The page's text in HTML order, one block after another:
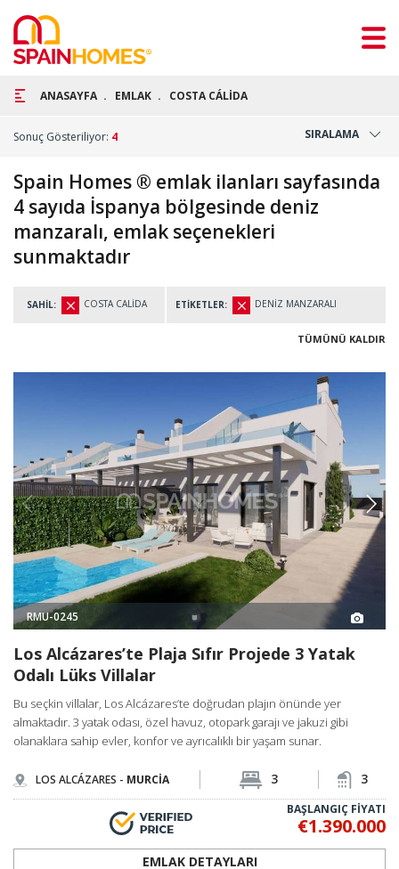
ANASAYFA EMLAK COSTA CÁLİDA
SIRALAMA
Sonuç Gösteriliyor: 4
Spain Homes ® emlak ilanları sayfasında
4 sayıda İspanya bölgesinde deniz
manzaralı, emlak seçenekleri
sunmaktadır
SAHİL: COSTA CALİDA ETİKETLER: DENİZ MANZARALI
TÜMÜNÜ KALDIR
RMU-0245
Los Alcázares’te Plaja Sıfır Projede 3 Yatak
Odalı Lüks Villalar
Bu seçkin villalar, Los Alcázares’te doğrudan plajın önünde yer
almaktadır. 3 yatak odası, özel havuz, otopark garajı ve jakuzi gibi
olanaklara sahip evler, konfor ve ayrıcalıklı bir yaşam sunar.
LOS ALCÁZARES - MURCİA 3 3
BAŞLANGIÇ FİYATI
€1.390.000
EMLAK DETAYLARI